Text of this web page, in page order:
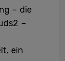
– die
–
ein